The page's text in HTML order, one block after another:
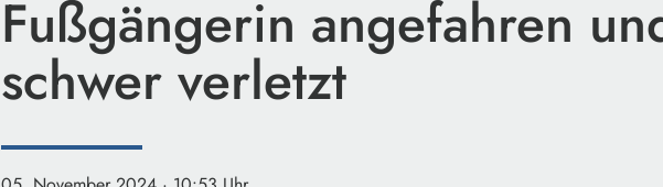
Fußgängerin angefahren
schwer verletzt